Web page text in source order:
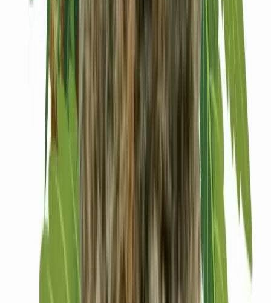
Drinkables